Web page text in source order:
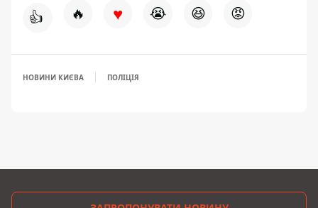
👍 🔥 ♥ 😭 😆 😡
НОВИНИ КИЄВА ПОЛІЦІЯ